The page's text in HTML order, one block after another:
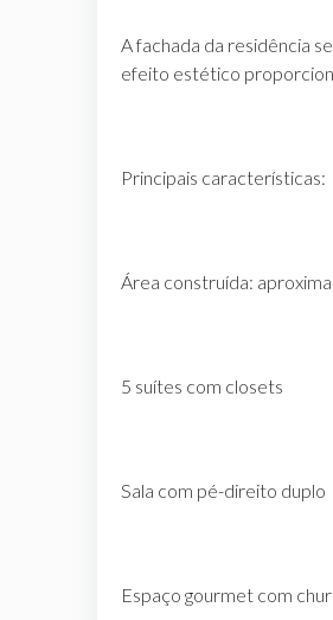
A fachada da residência
efeito estético
Principais características:
Área construída:
5 suítes com closets
Sala com pé-direito duplo
Espaço gourmet com